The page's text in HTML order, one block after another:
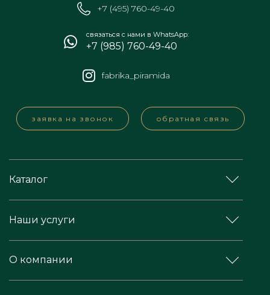
+7 (495) 760-49-40
связаться с нами в WhatsApp:
+7 (985) 760-49-40
fabrika_piramida
заявка на звонок обратная связь
Каталог
Наши услуги
О компании